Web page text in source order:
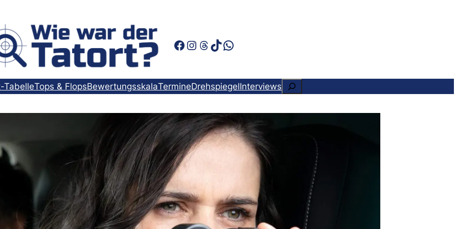
Facebook
Instagram
Threads
TikTok
WhatsApp
TabelleTops & FlopsBewertungsskalaTermineDrehspiegelInterviewsSuchen